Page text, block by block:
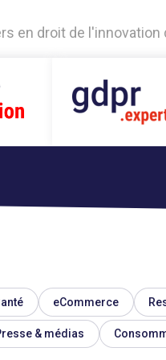
en droit de l'innovation
eCommerce
& médias